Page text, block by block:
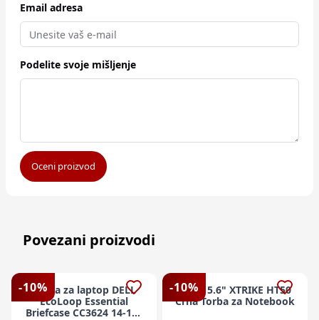
Email adresa
Podelite svoje mišljenje
Oceni proizvod
Povezani proizvodi
-10%
Torba za laptop DELL
EcoLoop Essential
Briefcase CC3624 14-16"
-10%
NBT 15.6" XTRIKE HT50
Crna Torba za Notebook